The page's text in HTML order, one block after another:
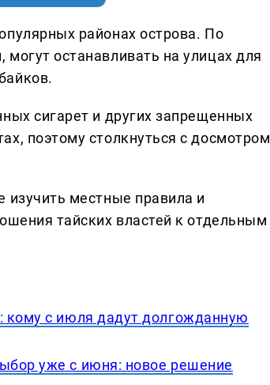
районах острова. По
останавливать на улицах для
сигарет и других запрещенных
поэтому столкнуться с досмотром
изучить местные правила и
тайских властей к отдельным
кому с июля дадут долгожданную
уже с июня: новое решение